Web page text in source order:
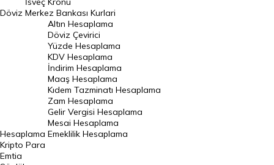
Norveç Kronu Kuru
İsveç Kronu Kuru
Japon Yeni Kuru
Serbest Piyasa Döviz Kurları
Merkez Bankası Döviz Kurları
Altın Fiyatları
Gram Altın Fiyatı
Döviz Merkez Bankası Kurlari
Hesaplama
Altın Hesaplama
Döviz Çevirici
Yüzde Hesaplama
KDV Hesaplama
İndirim Hesaplama
Maaş Hesaplama
Kıdem Tazminatı Hesaplama
Zam Hesaplama
Gelir Vergisi Hesaplama
Mesai Hesaplama
Emeklilik Hesaplama
Kripto Para
Emtia